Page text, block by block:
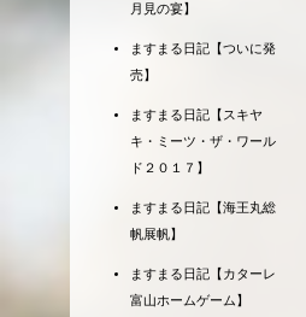
月見の宴】
ますまる日記【ついに発
売】
ますまる日記【スキヤ
キ・ミーツ・ザ・ワール
ド２０１７】
ますまる日記【海王丸総
帆展帆】
ますまる日記【カターレ
富山ホームゲーム】